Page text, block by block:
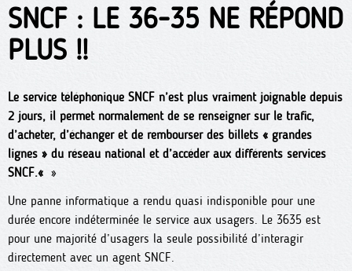
SNCF : LE 36-35 NE RÉPOND
PLUS !!
Le service téléphonique SNCF n’est plus vraiment joignable depuis
2 jours, il permet normalement de se renseigner sur le trafic,
d’acheter, d’échanger et de rembourser des billets « grandes
lignes » du réseau national et d’accéder aux différents services
SNCF.« »
Une panne informatique a rendu quasi indisponible pour une
durée encore indéterminée le service aux usagers. Le 3635 est
pour une majorité d’usagers la seule possibilité d’interagir
directement avec un agent SNCF.